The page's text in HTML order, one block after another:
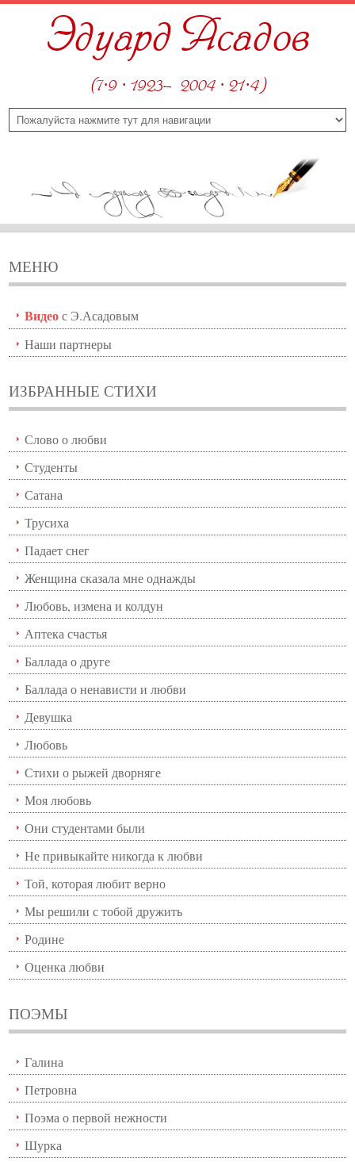
Эдуард Асадов
(7·9 · 1923—2004 · 21·4)
МЕНЮ
Видеос Э.Асадовым
Наши партнеры
ИЗБРАННЫЕ СТИХИ
Слово о любви
Студенты
Сатана
Трусиха
Падает снег
Женщина сказала мне однажды
Любовь, измена и колдун
Аптека счастья
Баллада о друге
Баллада о ненависти и любви
Девушка
Любовь
Стихи о рыжей дворняге
Моя любовь
Они студентами были
Не привыкайте никогда к любви
Той, которая любит верно
Мы решили с тобой дружить
Родине
Оценка любви
ПОЭМЫ
Галина
Петровна
Поэма о первой нежности
Шурка